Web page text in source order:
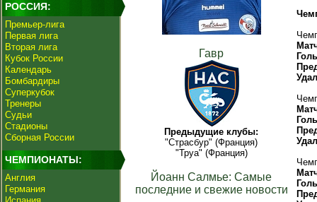
РОССИЯ:
Премьер-лига
Первая лига
Вторая лига
Кубок России
Календарь
Бомбардиры
Суперкубок
Тренеры
Судьи
Стадионы
Сборная России
ЧЕМПИОНАТЫ:
Англия
Германия
Гавр
Предыдущие клубы:
"Страсбур" (Франция)
"Труа" (Франция)
Йоанн Салмье: Самые
последние и свежие новости